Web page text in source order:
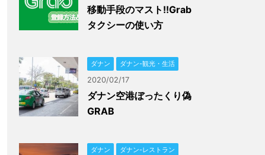
移動手段のマスト!!Grab
タクシーの使い方
ダナン ダナン-観光・生活
2020/02/17
ダナン空港ぼったくり偽
GRAB
ダナン
ダナン-レストラン